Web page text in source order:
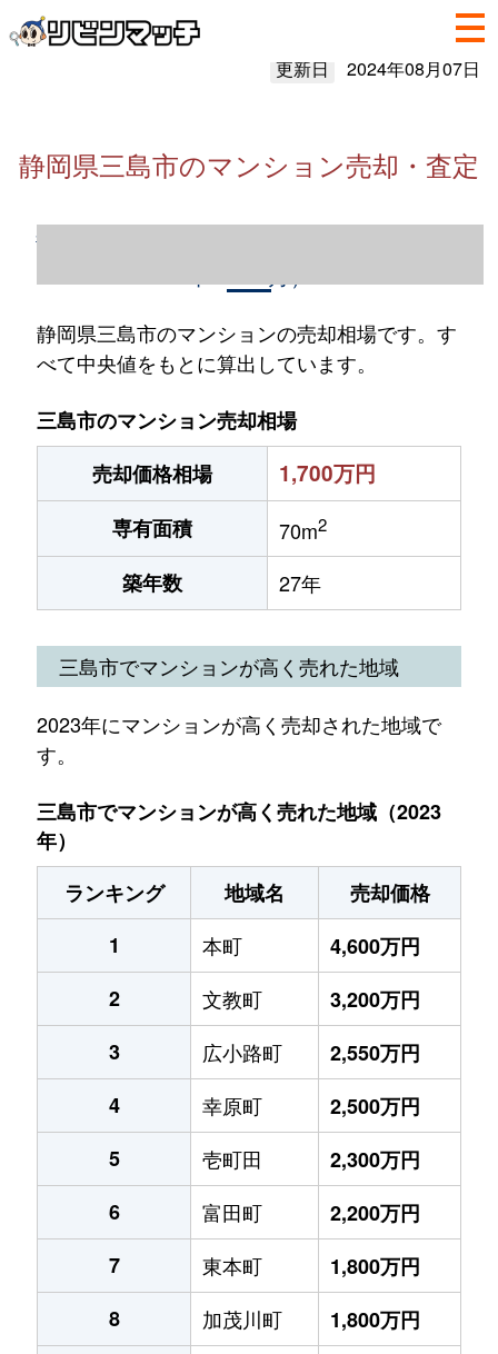
更新日 2024年08月07日
静岡県三島市のマンション売却・査定
静岡県三島市のマンション売却情報（2023
静岡県三島市のマンションの売却相場です。す
べて中央値をもとに算出しています。
三島市のマンション売却相場
売却価格相場
1,700万円
専有面積 70m2
築年数 27年
三島市でマンションが高く売れた地域
2023年にマンションが高く売却された地域で
す。
三島市でマンションが高く売れた地域（2023
年）
ランキング
地域名
売却価格
1
本町
4,600万円
2
文教町
3,200万円
3
広小路町
2,550万円
4
幸原町
2,500万円
5
壱町田
2,300万円
6
富田町
2,200万円
7
東本町
1,800万円
8
加茂川町
1,800万円